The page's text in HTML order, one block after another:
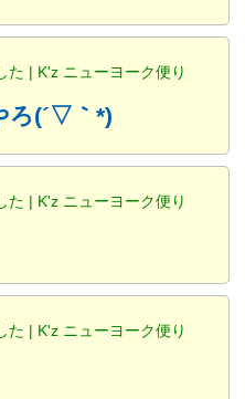
た | K'z ニューヨーク便り
ろ(´▽｀*)
た | K'z ニューヨーク便り
た | K'z ニューヨーク便り